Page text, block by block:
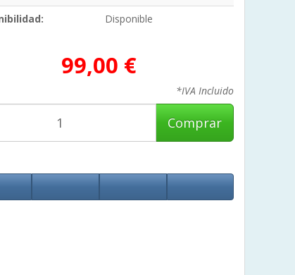
Disponible
99,00 €
*IVA Incluido
Comprar